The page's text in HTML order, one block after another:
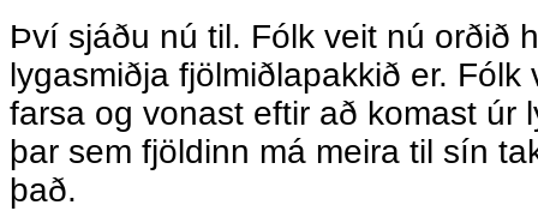
Því sjáðu nú til. Fólk veit nú orðið
lygasmiðja fjölmiðlapakkið er.
farsa og vonast eftir að komast úr
þar sem fjöldinn má meira til sín
það.